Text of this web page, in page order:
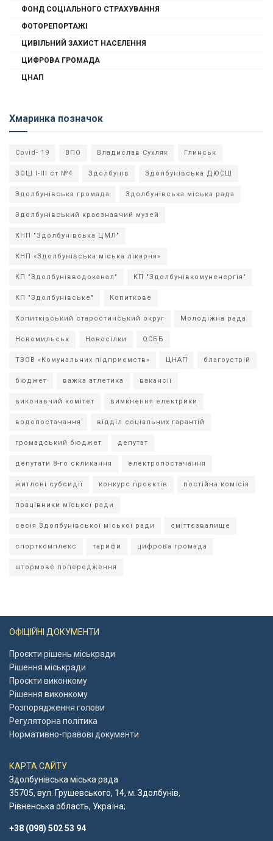
ФОНД СОЦІАЛЬНОГО СТРАХУВАННЯ
ФОТОРЕПОРТАЖІ
ЦИВІЛЬНИЙ ЗАХИСТ НАСЕЛЕННЯ
ЦИФРОВА ГРОМАДА
ЦНАП
Хмаринка позначок
Covid- 19 ВПО Владислав Сухляк Глинськ
ЗОШ І-ІІІ ст №4 Здолбунів Здолбунівська ДЮСШ
Здолбунівська громада Здолбунівська міська рада
Здолбунівський краєзнавчий музей
КНП "Здолбунівська ЦМЛ"
КНП «Здолбунівська міська лікарня»
КП "Здолбунівводоканал" КП "Здолбунівкомуненергія"
КП "Здолбунівське" Копиткове
Копитківський старостинський округ Молодіжна рада
Новомильськ Новосілки ОСББ
ТЗОВ «Комунальних підприємств» ЦНАП благоустрій
бюджет важка атлетика вакансії
виконавчий комітет вимкнення електрики
водопостачання відділ соціальних гарантій
громадський бюджет депутат
депутати 8-го скликання електропостачання
житлові субсидії конкурс проєктів постійна комісія
працівники міської ради
сесія Здолбунівської міської ради сміттєзвалище
спорткомплекс тарифи цифрова громада
штормове попередження
ОФІЦІЙНІ ДОКУМЕНТИ
Проєкти рішень міськради
Рішення міськради
Проєкти виконкому
Рішення виконкому
Розпорядження голови
Регуляторна політика
Нормативно-правові документи
КАРТА САЙТУ
Здолбунівська міська рада
35705, вул. Грушевського, 14, м. Здолбунів,
Рівненська область, Україна;
+38 (098) 502 53 94